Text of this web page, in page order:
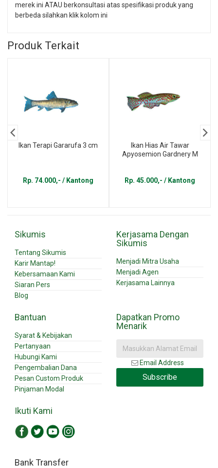
merek ini ATAU berkonsultasi atas spesifikasi produk yang
berbeda silahkan klik kolom ini
Produk Terkait
Ikan Terapi Gararufa 3 cm
Rp. 74.000,- / Kantong
Ikan Hias Air Tawar
Apyosemion Gardnery M
Rp. 45.000,- / Kantong
Sikumis
Tentang Sikumis
Karir Mantap!
Kebersamaan Kami
Siaran Pers
Blog
Kerjasama Dengan
Sikumis
Menjadi Mitra Usaha
Menjadi Agen
Kerjasama Lainnya
Bantuan
Syarat & Kebijakan
Pertanyaan
Hubungi Kami
Pengembalian Dana
Pesan Custom Produk
Pinjaman Modal
Dapatkan Promo
Menarik
Email Address
Subscribe
Ikuti Kami
Bank Transfer